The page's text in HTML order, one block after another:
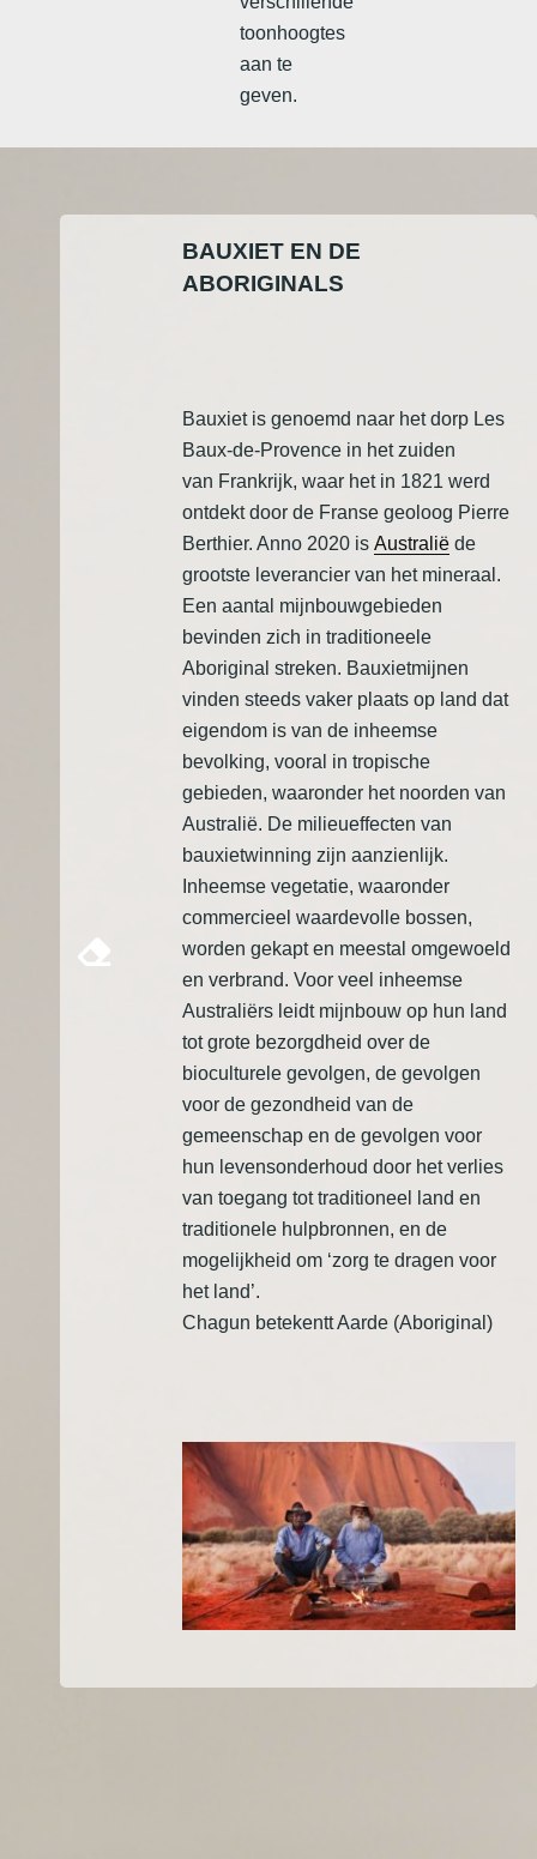
toonhoogtes
aan te
geven.
BAUXIET EN DE
ABORIGINALS
Bauxiet is genoemd naar het dorp Les
Baux-de-Provence in het zuiden
van Frankrijk, waar het in 1821 werd
ontdekt door de Franse geoloog Pierre
Berthier. Anno 2020 is Australië de
grootste leverancier van het mineraal.
Een aantal mijnbouwgebieden
bevinden zich in traditioneele
Aboriginal streken. Bauxietmijnen
vinden steeds vaker plaats op land dat
eigendom is van de inheemse
bevolking, vooral in tropische
gebieden, waaronder het noorden van
Australië. De milieueffecten van
bauxietwinning zijn aanzienlijk.
Inheemse vegetatie, waaronder
commercieel waardevolle bossen,
worden gekapt en meestal omgewoeld
en verbrand. Voor veel inheemse
Australiërs leidt mijnbouw op hun land
tot grote bezorgdheid over de
bioculturele gevolgen, de gevolgen
voor de gezondheid van de
gemeenschap en de gevolgen voor
hun levensonderhoud door het verlies
van toegang tot traditioneel land en
traditionele hulpbronnen, en de
mogelijkheid om ‘zorg te dragen voor
het land’.
Chagun betekentt Aarde (Aboriginal)